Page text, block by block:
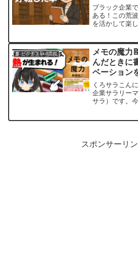
ブラック企業
ある！この荒
を活かして楽
会うと読んで
んな良い本の
📘 ビジナスSkill図鑑
メモの魔力
んだときに
ベーション
くろサラこん
企業サラリー
サラ）です。
スポンサーリ